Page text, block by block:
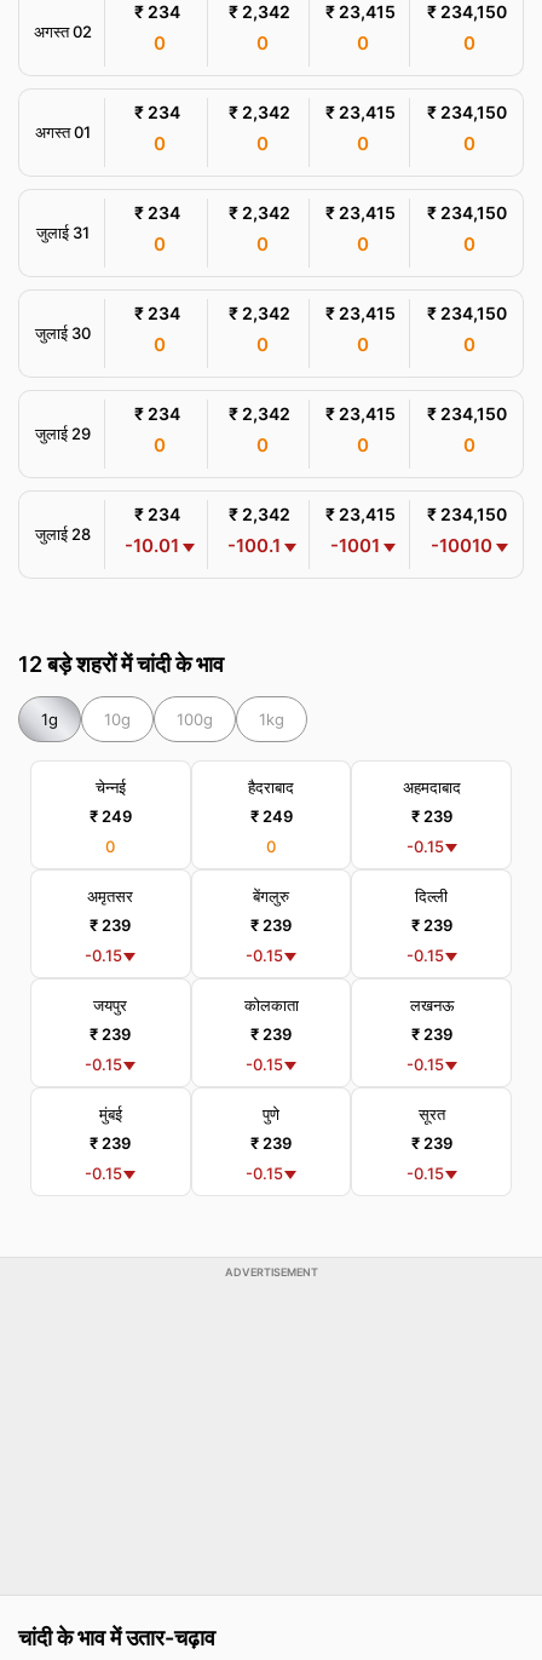
अगस्त 02
₹ 234
0
₹ 2,342
0
₹ 23,415
0
₹ 234,150
0
अगस्त 01
₹ 234
0
₹ 2,342
0
₹ 23,415
0
₹ 234,150
0
जुलाई 31
₹ 234
0
₹ 2,342
0
₹ 23,415
0
₹ 234,150
0
जुलाई 30
₹ 234
0
₹ 2,342
0
₹ 23,415
0
₹ 234,150
0
जुलाई 29
₹ 234
0
₹ 2,342
0
₹ 23,415
0
₹ 234,150
0
जुलाई 28
₹ 234
-10.01
₹ 2,342
-100.1
₹ 23,415
-1001
₹ 234,150
-10010
12 बड़े शहरों में चांदी के भाव
1g 10g 100g 1kg
चेन्नई
₹ 249
0
हैदराबाद
₹ 249
0
अहमदाबाद
₹ 239
-0.15
अमृतसर
₹ 239
-0.15
बेंगलुरु
₹ 239
-0.15
दिल्ली
₹ 239
-0.15
जयपुर
₹ 239
-0.15
कोलकाता
₹ 239
-0.15
लखनऊ
₹ 239
-0.15
मुंबई
₹ 239
-0.15
पुणे
₹ 239
-0.15
सूरत
₹ 239
-0.15
ADVERTISEMENT
चांदी के भाव में उतार-चढ़ाव